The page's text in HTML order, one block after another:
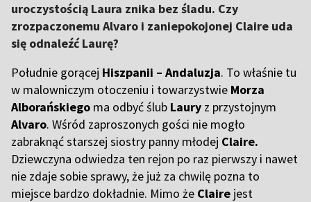
uroczystością Laura znika bez śladu. Czy
zrozpaczonemu Alvaro i zaniepokojonej Claire uda
się odnaleźć Laurę?
Południe gorącej Hiszpanii – Andaluzja. To właśnie tu
w malowniczym otoczeniu i towarzystwie Morza
Alborańskiego ma odbyć ślub Laury z przystojnym
Alvaro. Wśród zaproszonych gości nie mogło
zabraknąć starszej siostry panny młodej Claire.
Dziewczyna odwiedza ten rejon po raz pierwszy i nawet
nie zdaje sobie sprawy, że już za chwilę pozna to
miejsce bardzo dokładnie. Mimo że Claire jest